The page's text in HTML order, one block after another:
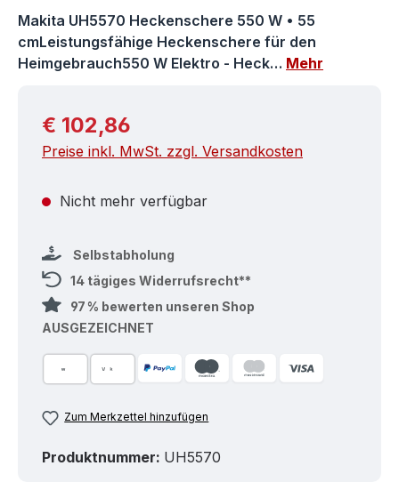
Makita UH5570 Heckenschere 550 W • 55
cmLeistungsfähige Heckenschere für den
Heimgebrauch550 W Elektro - Heck… Mehr
Regulärer Preis:
€ 102,86
Preise inkl. MwSt. zzgl. Versandkosten
Nicht mehr verfügbar
Selbstabholung
14 tägiges Widerrufsrecht**
97 % bewerten unseren Shop
AUSGEZEICHNET
Zum Merkzettel hinzufügen
Produktnummer: UH5570